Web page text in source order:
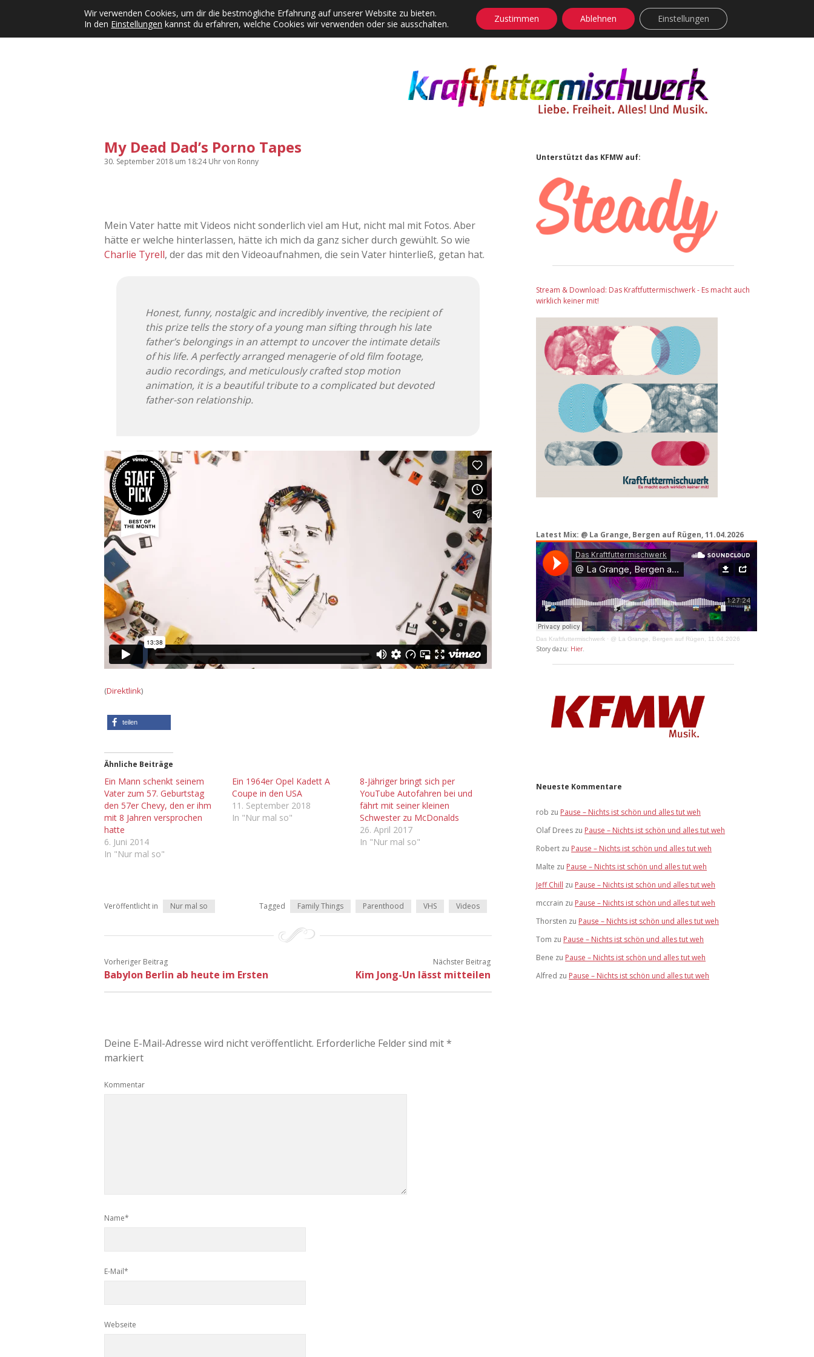
Kategorien Dropdown-Menü öffnen
KFMW-Disco Dates Instagrams Contact Adventskalender Dropdown-Menü öffnen facebook
instagram
rss soundcloud
vimeoBluesky
My Dead Dad’s Porno Tapes
30. September 2018 um 18:24 Uhrvon Ronny
Mein Vater hatte mit Videos nicht sonderlich viel am Hut, nicht mal mit Fotos. Aber
hätte er welche hinterlassen, hätte ich mich da ganz sicher durch gewühlt. So wie
Charlie Tyrell, der das mit den Videoaufnahmen, die sein Vater hinterließ, getan hat.
Honest, funny, nostalgic and incredibly inventive, the recipient of
this prize tells the story of a young man sifting through his late
father’s belongings in an attempt to uncover the intimate details
of his life. A perfectly arranged menagerie of old film footage,
audio recordings, and meticulously crafted stop motion
animation, it is a beautiful tribute to a complicated but devoted
father-son relationship.
(Direktlink)
teilen
Ähnliche Beiträge
Ein Mann schenkt seinem
Vater zum 57. Geburtstag
den 57er Chevy, den er ihm
mit 8 Jahren versprochen
hatte
6. Juni 2014
In "Nur mal so"
Ein 1964er Opel Kadett A
Coupe in den USA
11. September 2018
In "Nur mal so"
8-Jähriger bringt sich per
YouTube Autofahren bei und
fährt mit seiner kleinen
Schwester zu McDonalds
26. April 2017
In "Nur mal so"
Veröffentlicht in Nur mal so Tagged Family Things Parenthood VHS Videos
Vorheriger Beitrag
Babylon Berlin ab heute im Ersten
Nächster Beitrag
Kim Jong-Un lässt mitteilen
Deine E-Mail-Adresse wird nicht veröffentlicht. Erforderliche Felder sind mit*
markiert
Kommentar
Name*
E-Mail*
Webseite
Sidebar
Unterstützt das KFMW auf:
Stream & Download: Das Kraftfuttermischwerk - Es macht auch
wirklich keiner mit!
Latest Mix: @ La Grange, Bergen auf Rügen, 11.04.2026
Das Kraftfuttermischwerk · @ La Grange, Bergen auf Rügen, 11.04.2026
Story dazu: Hier.
Neueste Kommentare
rob zu Pause – Nichts ist schön und alles tut weh
Olaf Drees zu Pause – Nichts ist schön und alles tut weh
Robert zu Pause – Nichts ist schön und alles tut weh
Malte zu Pause – Nichts ist schön und alles tut weh
Jeff Chill zu Pause – Nichts ist schön und alles tut weh
mccrain zu Pause – Nichts ist schön und alles tut weh
Thorsten zu Pause – Nichts ist schön und alles tut weh
Tom zu Pause – Nichts ist schön und alles tut weh
Bene zu Pause – Nichts ist schön und alles tut weh
Alfred zu Pause – Nichts ist schön und alles tut weh
Wir verwenden Cookies, um dir die bestmögliche Erfahrung auf unserer Website zu bieten.
In den Einstellungen kannst du erfahren, welche Cookies wir verwenden oder sie ausschalten. Zustimmen Ablehnen Einstellungen